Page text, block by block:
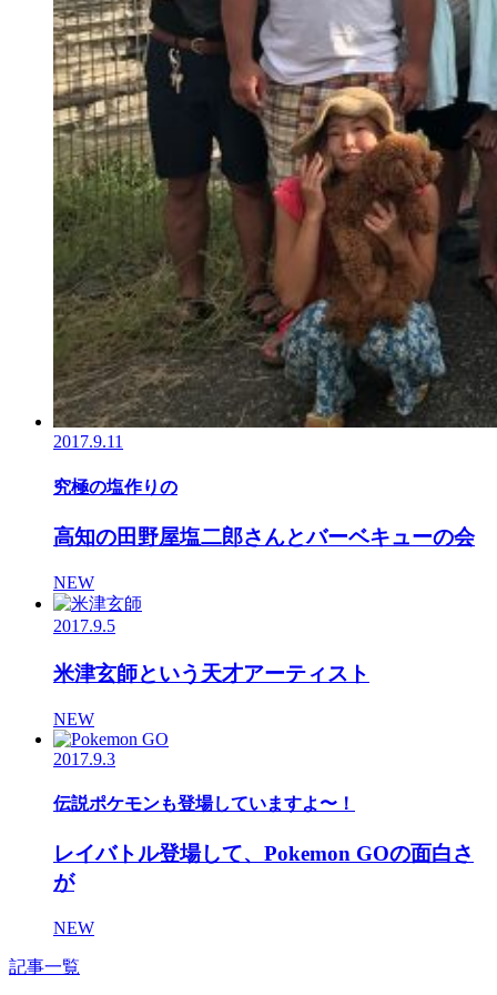
2017.9.11
究極の塩作りの
高知の田野屋塩二郎さんとバーベキューの会
NEW
2017.9.5
米津玄師という天才アーティスト
NEW
2017.9.3
伝説ポケモンも登場していますよ〜！
レイバトル登場して、Pokemon GOの面白さ
が
NEW
記事一覧